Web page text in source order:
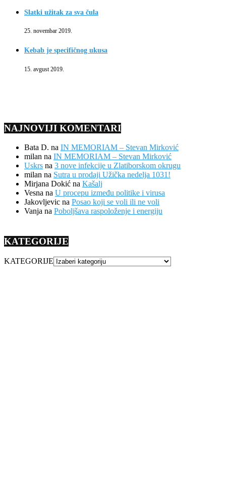
Slatki užitak za sva čula
25. novembar 2019.
Kebab je specifičnog ukusa
15. avgust 2019.
NAJNOVIJI KOMENTARI
Bata D. na IN MEMORIAM – Stevan Mirković
milan na IN MEMORIAM – Stevan Mirković
Uskrs na 3 nove infekcije u Zlatiborskom okrugu
milan na Sutra u prodaji Užička nedelja 1031!
Mirjana Dokić na Kašalj
Vesna na U procepu između politike i virusa
Jakovljevic na Posao koji se voli ili ne voli
Vanja na Poboljšava raspoloženje i energiju
KATEGORIJE
KATEGORIJE